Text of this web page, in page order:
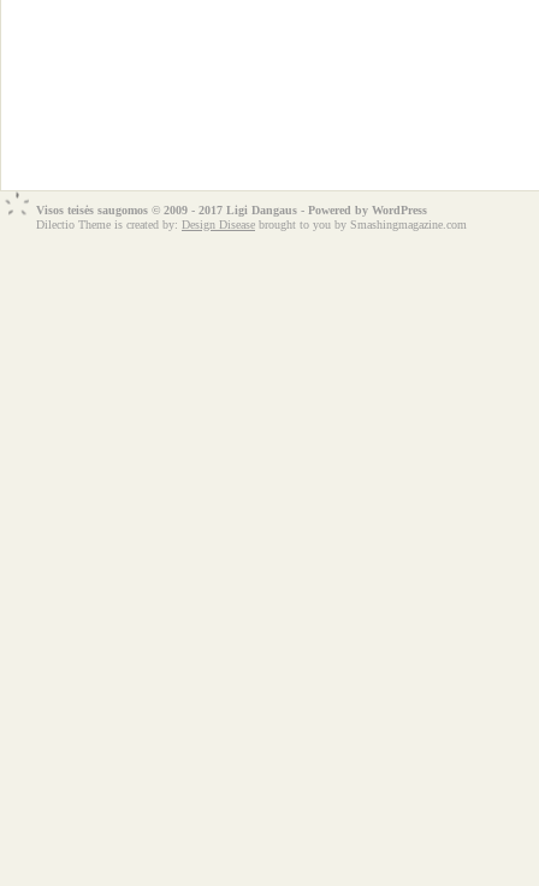
Visos teisės saugomos © 2009 - 2017 Ligi Dangaus - Powered by WordPress
Dilectio Theme is created by: Design Disease brought to you by Smashingmagazine.com